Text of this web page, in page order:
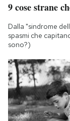
9 cose strane
Dalla "sindrome
spasmi che
sono?)